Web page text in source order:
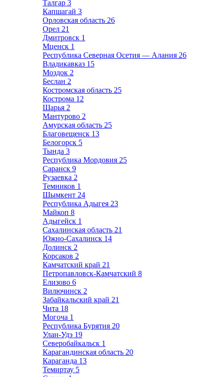
Талгар 3
Капшагай 3
Орловская область 26
Орел 21
Дмитровск 1
Мценск 1
Республика Северная Осетия — Алания 26
Владикавказ 15
Моздок 2
Беслан 2
Костромская область 25
Кострома 12
Шарья 2
Мантурово 2
Амурская область 25
Благовещенск 13
Белогорск 5
Тында 3
Республика Мордовия 25
Саранск 9
Рузаевка 2
Темников 1
Шымкент 24
Республика Адыгея 23
Майкоп 8
Адыгейск 1
Сахалинская область 21
Южно-Сахалинск 14
Долинск 2
Корсаков 2
Камчатский край 21
Петропавловск-Камчатский 8
Елизово 6
Вилючинск 2
Забайкальский край 21
Чита 18
Могоча 1
Республика Бурятия 20
Улан-Удэ 19
Северобайкальск 1
Карагандинская область 20
Караганда 13
Темиртау 5